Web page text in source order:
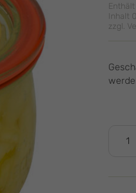
Inhalt
zzgl.